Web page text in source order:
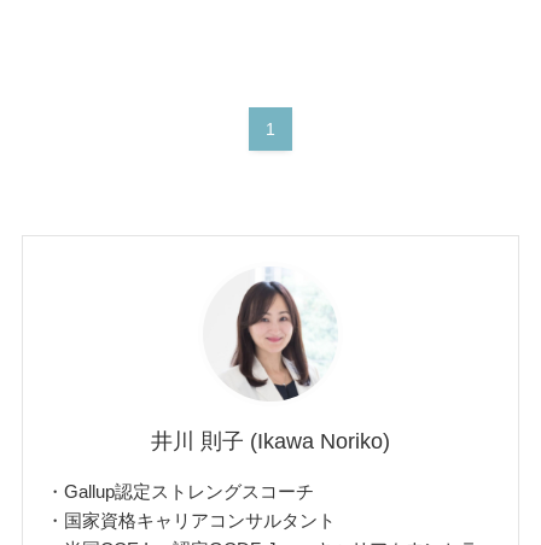
1
井川 則子 (Ikawa Noriko)
・Gallup認定ストレングスコーチ
・国家資格キャリアコンサルタント